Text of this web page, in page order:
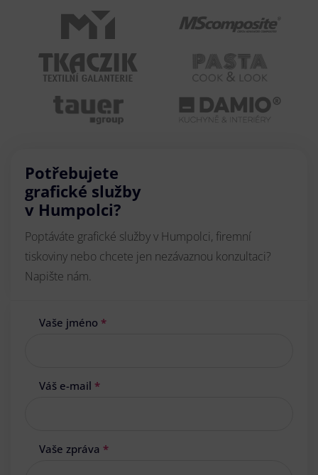
Potřebujete
grafické služby
v Humpolci?
Poptáváte grafické služby v Humpolci, firemní
tiskoviny nebo chcete jen nezávaznou konzultaci?
Napište nám.
Vaše jméno *
Váš e-mail *
Vaše zpráva *